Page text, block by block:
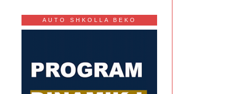
AUTO SHKOLLA BEKO